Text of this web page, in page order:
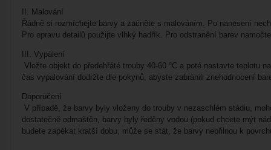
II. Malování
Řádně si rozmíchejte barvy a začněte s malováním. Po nanesení
Pro opravu detailů použijte vlhký hadřík. Pro odstranění barev
III. Vypálení
Vložte objekt do předehřáté trouby 40-60 °C a poté nastavte teplotu
čas vypalování dodržte dle pokynů, abyste zabránili znehodnocení
Doporučení
V případě, že barvy byly vloženy do trouby v nezaschlém stádiu,
dostatečně odmaštěn, barvy byly ředěny vodou (pokud chcete mýt
budete zapékat kratší dobu, může se stát, že barvy nepřilnou k